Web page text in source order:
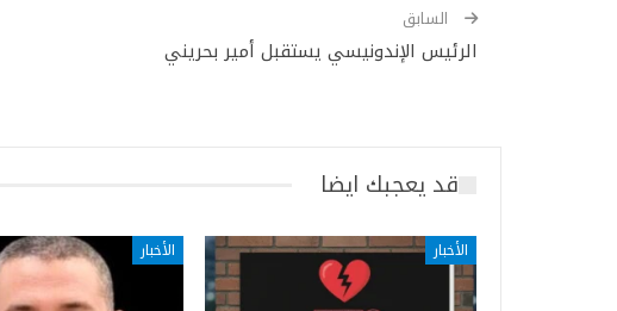
السابق
الرئيس الإندونيسي يستقبل أمير بحريني
قد يعجبك ايضا
الأخبار الأخبار